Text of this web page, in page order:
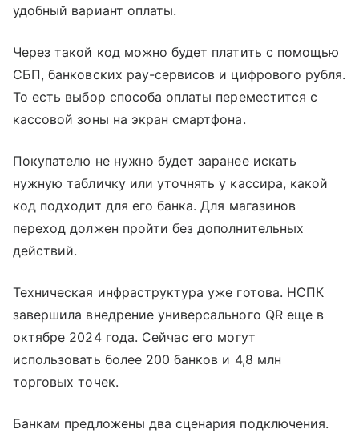
удобный вариант оплаты.
Через такой код можно будет платить с помощью
СБП, банковских pay-сервисов и цифрового рубля.
То есть выбор способа оплаты переместится с
кассовой зоны на экран смартфона.
Покупателю не нужно будет заранее искать
нужную табличку или уточнять у кассира, какой
код подходит для его банка. Для магазинов
переход должен пройти без дополнительных
действий.
Техническая инфраструктура уже готова. НСПК
завершила внедрение универсального QR еще в
октябре 2024 года. Сейчас его могут
использовать более 200 банков и 4,8 млн
торговых точек.
Банкам предложены два сценария подключения.